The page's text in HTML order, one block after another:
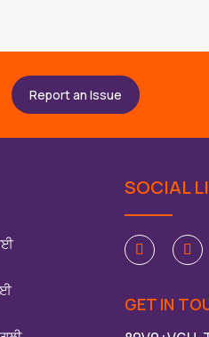
Report an Issue
SOCIAL
GET IN